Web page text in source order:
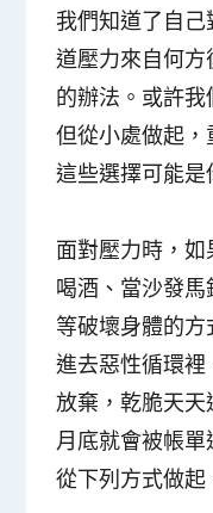
我們知道了自
道壓力來自何
的辦法。或許我
但從小處做起，
這些選擇可能
面對壓力時，
喝酒、當沙發
等破壞身體的
進去惡性循環
放棄，乾脆天
月底就會被帳
從下列方式做起